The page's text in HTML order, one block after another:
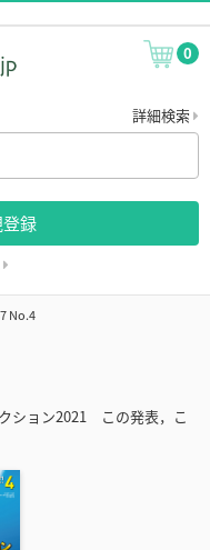
0
詳細検索
録
No.4
ション2021 この発表，こ